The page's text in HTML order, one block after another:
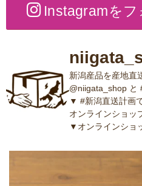
Instagramをフ
新潟産品を産地直
@niigata_shop と
▼ #新潟直送計画
オンラインショッ
▼オンラインショ